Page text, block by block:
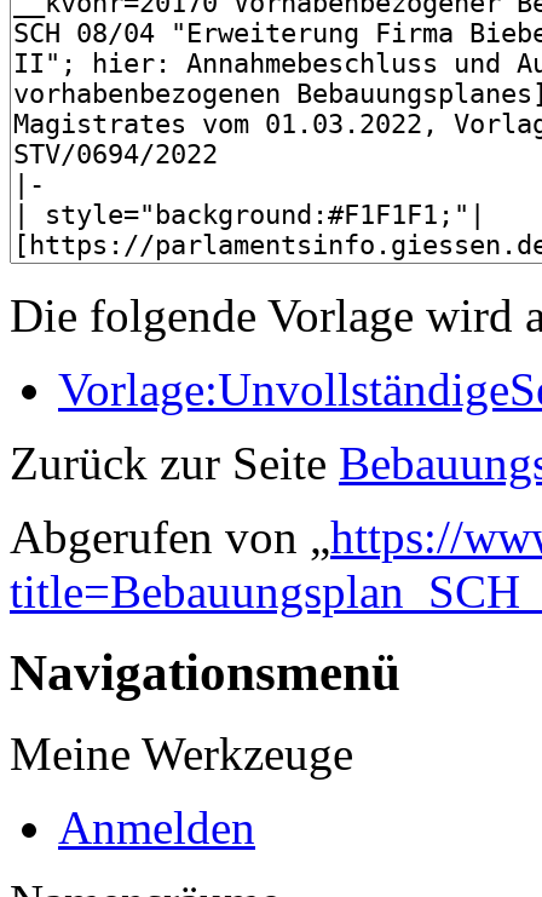
Die folgende Vorlage wird
Zurück zur Seite
Abgerufen von „https://
Navigationsmenü
Meine Werkzeuge
Anmelden